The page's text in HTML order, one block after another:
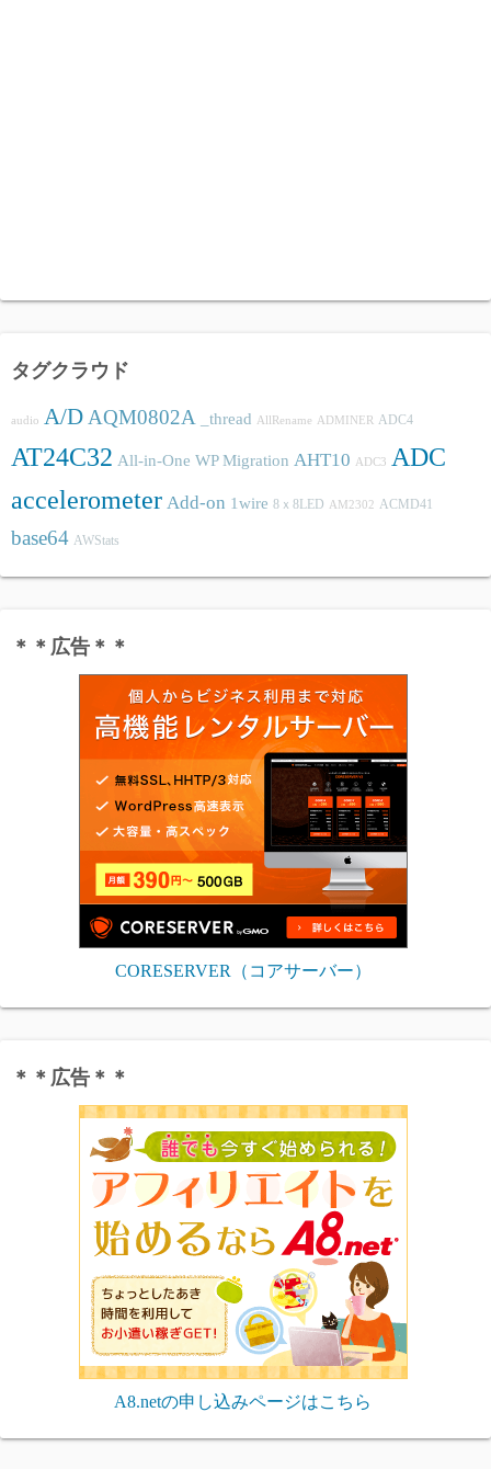
タグクラウド
audio A/D AQM0802A _thread AllRename ADMINER ADC4
AT24C32 All-in-One WP Migration AHT10 ADC3
ADC
accelerometer Add-on 1wire 8ｘ8LED AM2302 ACMD41
base64 AWStats
＊＊広告＊＊
CORESERVER（コアサーバー）
＊＊広告＊＊
A8.netの申し込みページはこちら